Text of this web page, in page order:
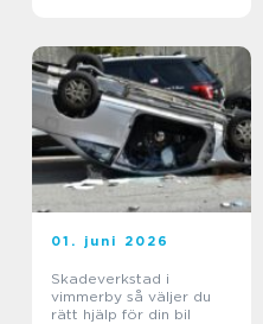
01. juni 2026
Skadeverkstad i
vimmerby så väljer du
rätt hjälp för din bil